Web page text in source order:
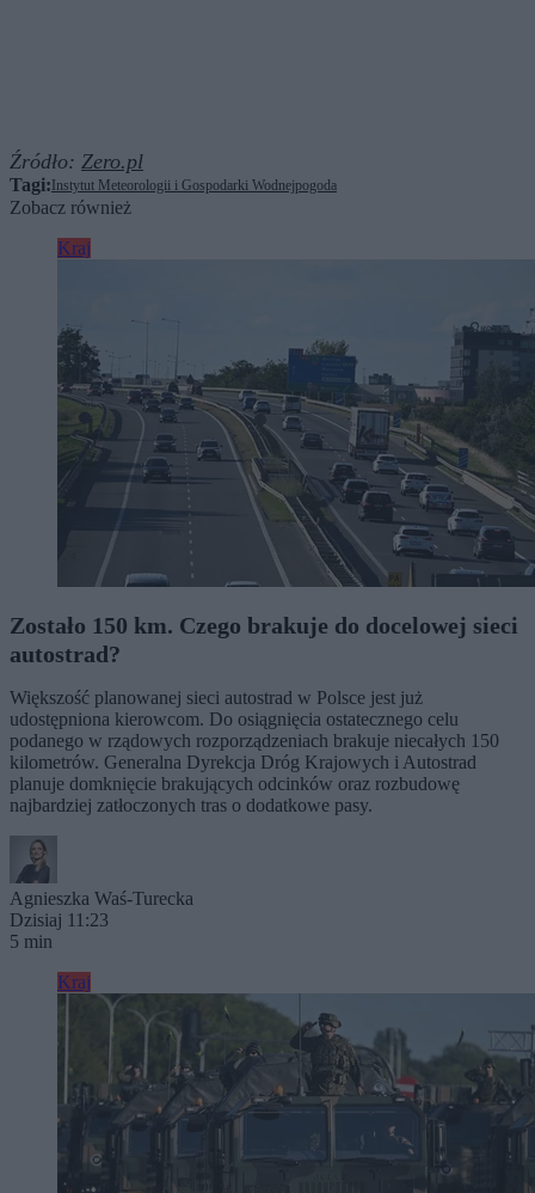
Źródło: Zero.pl
Tagi:Instytut Meteorologii i Gospodarki Wodnejpogoda
Zobacz również
Kraj
Zostało 150 km. Czego brakuje do docelowej sieci
autostrad?
Większość planowanej sieci autostrad w Polsce jest już
udostępniona kierowcom. Do osiągnięcia ostatecznego celu
podanego w rządowych rozporządzeniach brakuje niecałych 150
kilometrów. Generalna Dyrekcja Dróg Krajowych i Autostrad
planuje domknięcie brakujących odcinków oraz rozbudowę
najbardziej zatłoczonych tras o dodatkowe pasy.
Agnieszka Waś-Turecka
Dzisiaj 11:23
5 min
Kraj